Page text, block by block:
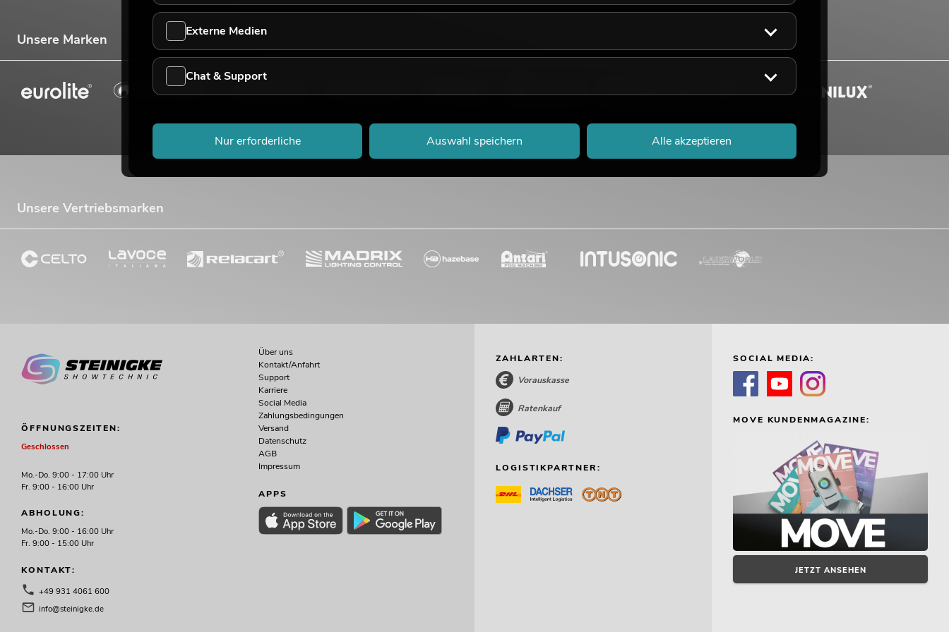
Unsere Marken
Unsere Vertriebsmarken
ÖFFNUNGSZEITEN:
Geschlossen
Mo.-Do. 9:00 - 17:00 Uhr
Fr. 9:00 - 16:00 Uhr
ABHOLUNG:
Mo.-Do. 9:00 - 16:00 Uhr
Fr. 9:00 - 15:00 Uhr
KONTAKT:
+49 931 4061 600
info@steinigke.de
Über uns
Kontakt/Anfahrt
Support
Karriere
Social Media
Zahlungsbedingungen
Versand
Datenschutz
AGB
Impressum
APPS
ZAHLARTEN:
Vorauskasse
Ratenkauf
LOGISTIKPARTNER:
SOCIAL MEDIA:
MOVE KUNDENMAGAZINE:
JETZT ANSEHEN
Externe Medien
Chat & Support
Nur erforderliche Auswahl speichern Alle akzeptieren